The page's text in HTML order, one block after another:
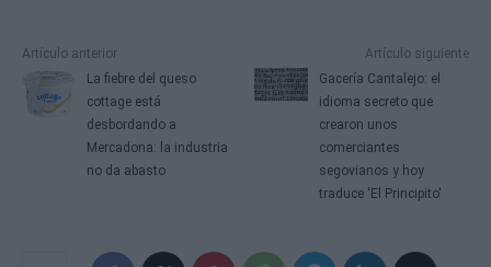
Artículo anterior
La fiebre del queso
cottage está
desbordando a
Mercadona: la industria
no da abasto
Artículo siguiente
Gacería Cantalejo: el
idioma secreto que
crearon unos
comerciantes
segovianos y hoy
traduce 'El Principito'